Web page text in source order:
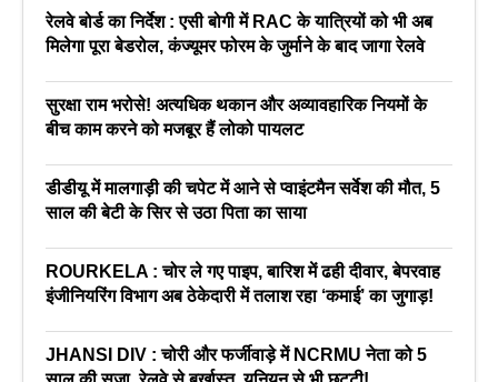
रेलवे बोर्ड का निर्देश : एसी बोगी में RAC के यात्रियों को भी अब
मिलेगा पूरा बेडरोल, कंज्यूमर फोरम के जुर्माने के बाद जागा रेलवे
सुरक्षा राम भरोसे! अत्यधिक थकान और अव्यावहारिक नियमों के
बीच काम करने को मजबूर हैं लोको पायलट
डीडीयू में मालगाड़ी की चपेट में आने से प्वाइंटमैन सर्वेश की मौत, 5
साल की बेटी के सिर से उठा पिता का साया
ROURKELA : चोर ले गए पाइप, बारिश में ढही दीवार, बेपरवाह
इंजीनियरिंग विभाग अब ठेकेदारी में तलाश रहा ‘कमाई’ का जुगाड़!
JHANSI DIV : चोरी और फर्जीवाड़े में NCRMU नेता को 5